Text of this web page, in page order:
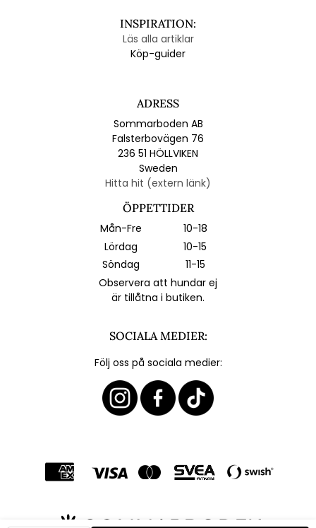
INSPIRATION:
Läs alla artiklar
Köp-guider
ADRESS
Sommarboden AB
Falsterbovägen 76
236 51 HÖLLVIKEN
Sweden
Hitta hit (extern länk)
ÖPPETTIDER
Mån-Fre
10-18
Lördag
10-15
Söndag
11-15
Observera att hundar ej
är tillåtna i butiken.
SOCIALA MEDIER:
Följ oss på sociala medier: